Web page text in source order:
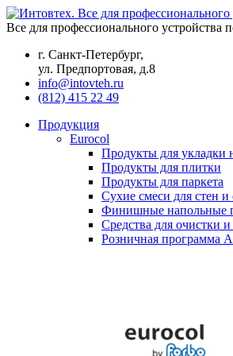
Все для профессионального устройства
г. Санкт-Петербург,
ул. Предпортовая, д.8
info@intovteh.ru
(812) 415 22 49
Продукция
Eurocol
Продукты для укладки
Продукты для плитки
Продукты для паркета
Сухие смеси для стен и
Финишные напольные
Средства для очистки и
Розничная программа